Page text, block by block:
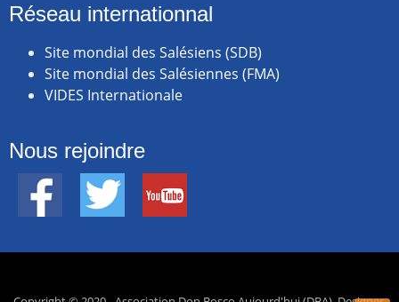
Réseau internationnal
Site mondial des Salésiens (SDB)
Site mondial des Salésiennes (FMA)
VIDES Internationale
Nous rejoindre